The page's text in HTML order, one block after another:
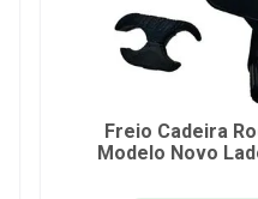
Freio Cadeira
Modelo Novo